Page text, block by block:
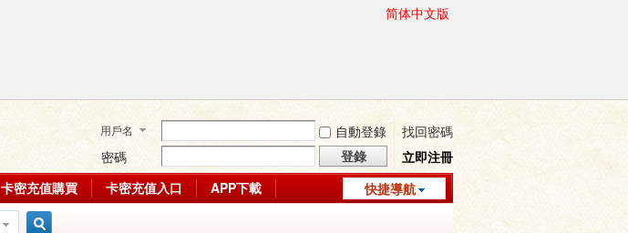
简体中文版
用戶名 自動登錄
找回密碼
密碼
登錄
立即注冊
快捷導航
卡密充值購買 卡密充值入口
APP下載